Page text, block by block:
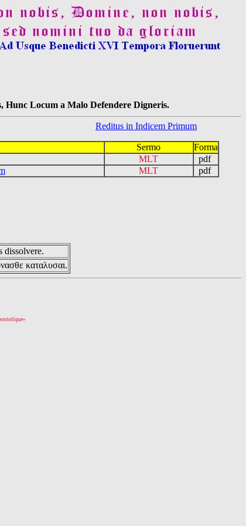
Hunc Locum a Malo Defendere Digneris.
Reditus in Indicem Primum
Sermo
Forma
MLT
pdf
MLT pdf
dissolvere.
καταλυσαι.
»